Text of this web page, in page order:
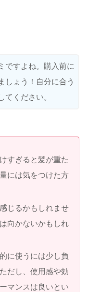
ですよね。購入前に
しょう！自分に合う
てください。
すぎると髪が重た
には気をつけた方
じるかもしれませ
向かないかもしれ
に使うには少し負
だし、使用感や効
マンスは良いとい